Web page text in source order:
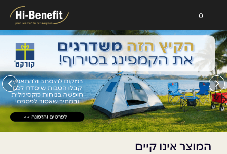
0
המוצר אינו קיים